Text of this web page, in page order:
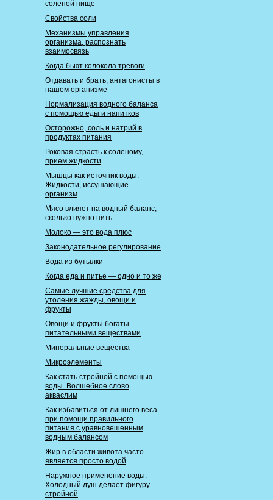
соленой пище
Свойства соли
Механизмы управления
организма, распознать
взаимосвязь
Когда бьют колокола тревоги
Отдавать и брать, антагонисты в
нашем организме
Нормализация водного баланса
с помощью еды и напитков
Осторожно, соль и натрий в
продуктах питания
Роковая страсть к соленому,
прием жидкости
Мышцы как источник воды.
Жидкости, иссушающие
организм
Мясо влияет на водный баланс,
сколько нужно пить
Молоко — это вода плюс
Законодательное регулирование
Вода из бутылки
Когда еда и питье — одно и то же
Самые лучшие средства для
утоления жажды, овощи и
фрукты
Овощи и фрукты богаты
питательными веществами
Минеральные вещества
Микроэлементы
Как стать стройной с помощью
воды. Волшебное слово
акваслим
Как избавиться от лишнего веса
при помощи правильного
питания с уравновешенным
водным балансом
Жир в области живота часто
является просто водой
Наружное применение воды.
Холодный душ делает фигуру
стройной